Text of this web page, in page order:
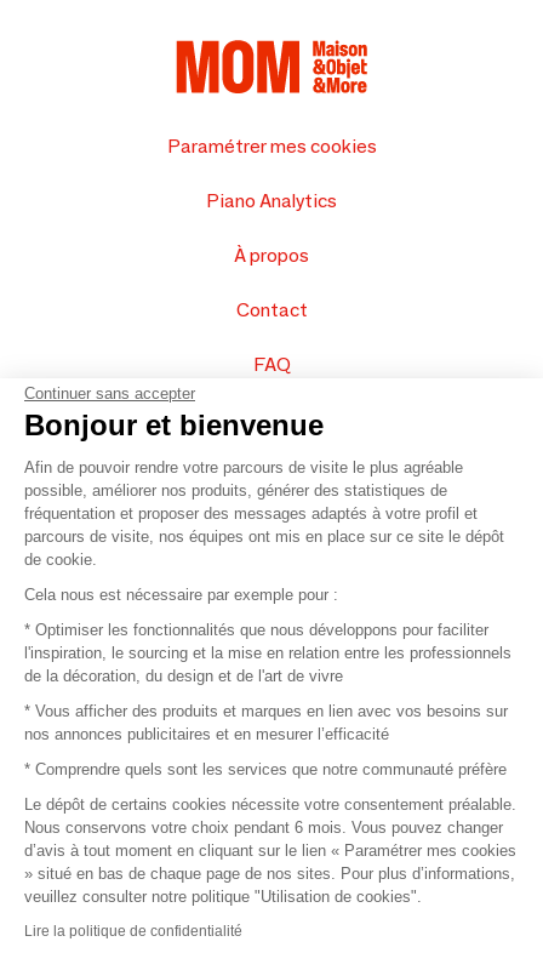
Paramétrer mes cookies
Piano Analytics
À propos
Contact
FAQ
Vendez vos produits
Plan du site
© 2016 –Organisation SAFI
Recrutement
Mentions légales
Conditions commerciales
Continuer sans accepter
Bonjour et bienvenue
Afin de pouvoir rendre votre parcours de visite le plus agréable
possible, améliorer nos produits, générer des statistiques de
fréquentation et proposer des messages adaptés à votre profil et
parcours de visite, nos équipes ont mis en place sur ce site le dépôt
de cookie.
Cela nous est nécessaire par exemple pour :
* Optimiser les fonctionnalités que nous développons pour faciliter
l'inspiration, le sourcing et la mise en relation entre les professionnels
de la décoration, du design et de l'art de vivre
* Vous afficher des produits et marques en lien avec vos besoins sur
nos annonces publicitaires et en mesurer l’efficacité
* Comprendre quels sont les services que notre communauté préfère
Le dépôt de certains cookies nécessite votre consentement préalable.
Nous conservons votre choix pendant 6 mois. Vous pouvez changer
d’avis à tout moment en cliquant sur le lien « Paramétrer mes cookies
» situé en bas de chaque page de nos sites. Pour plus d’informations,
veuillez consulter notre politique "Utilisation de cookies".
Lire la politique de confidentialité